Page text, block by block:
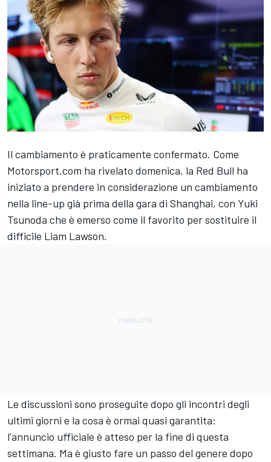
Il cambiamento è praticamente confermato. Come
Motorsport.com ha rivelato domenica, la Red Bull ha
iniziato a prendere in considerazione un cambiamento
nella line-up già prima della gara di Shanghai, con Yuki
Tsunoda che è emerso come il favorito per sostituire il
difficile Liam Lawson.
Le discussioni sono proseguite dopo gli incontri degli
ultimi giorni e la cosa è ormai quasi garantita:
l'annuncio ufficiale è atteso per la fine di questa
settimana. Ma è giusto fare un passo del genere dopo